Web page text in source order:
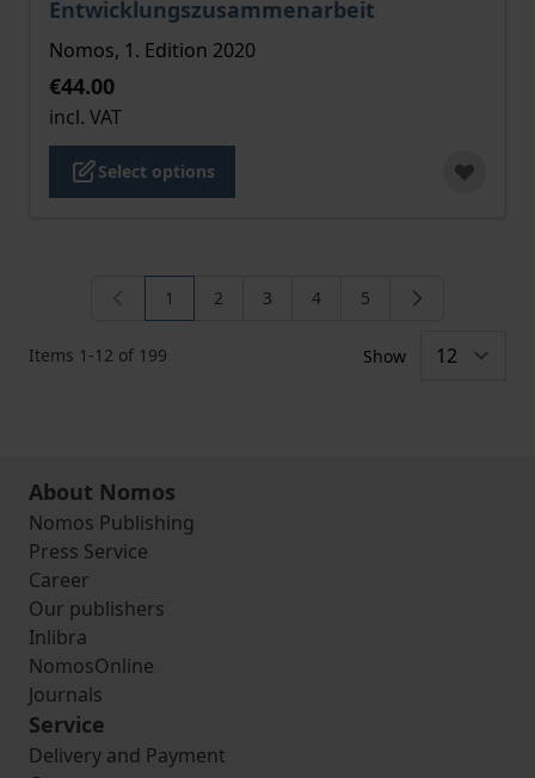
Entwicklungszusammenarbeit
Nomos, 1. Edition 2020
€44.00
incl. VAT
Select options
Items 1 -12 of 199
You're currently reading page
1 Page
2 Page
3 Page
4 Page
5
Show
About Nomos
Nomos Publishing
Press Service
Career
Our publishers
Inlibra
NomosOnline
Journals
Service
Delivery and Payment